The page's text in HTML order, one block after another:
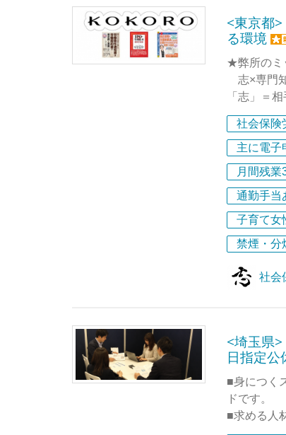
習熟して
活動に不
<東京都
る環境
★弊所の
志×専門
「志」＝
「専門知識
我々の「志
◎なぜ上場
近年の上場
り、未払
る時代と
この重要
労務士とし
ます。
弊所は、
代表実績
【書籍共
当事務所
実務検定
す。その
当事務所
社会保険
主に電子
月間残業
通勤手当
子育て女
禁煙・分
社会
<埼玉県
日指定
■身につく
ドです。
■求める人
士を目指